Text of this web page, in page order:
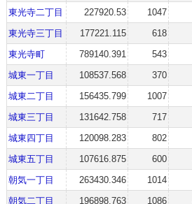
東光寺二丁目
227920.53 1047
東光寺三丁目
177221.115 618
東光寺町
789140.391 543
城東一丁目
108537.568 370
城東二丁目
156435.799 1007
城東三丁目
131642.758 717
城東四丁目
120098.283 802
城東五丁目
107616.875 600
朝気一丁目
263430.346 1014
朝気二丁目
196898.763 1086